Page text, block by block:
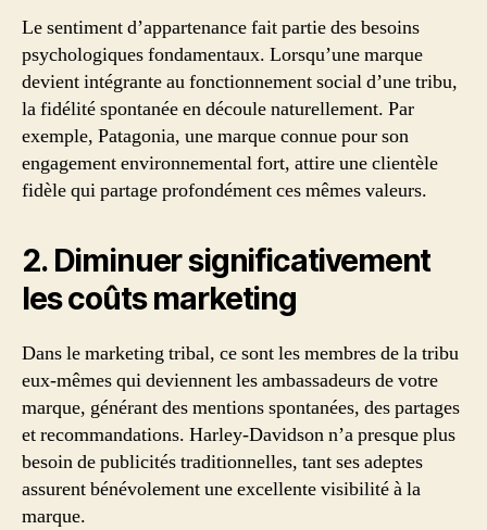
Le sentiment d’appartenance fait partie des besoins
psychologiques fondamentaux. Lorsqu’une marque
devient intégrante au fonctionnement social d’une tribu,
la fidélité spontanée en découle naturellement. Par
exemple, Patagonia, une marque connue pour son
engagement environnemental fort, attire une clientèle
fidèle qui partage profondément ces mêmes valeurs.
2. Diminuer significativement
les coûts marketing
Dans le marketing tribal, ce sont les membres de la tribu
eux-mêmes qui deviennent les ambassadeurs de votre
marque, générant des mentions spontanées, des partages
et recommandations. Harley-Davidson n’a presque plus
besoin de publicités traditionnelles, tant ses adeptes
assurent bénévolement une excellente visibilité à la
marque.